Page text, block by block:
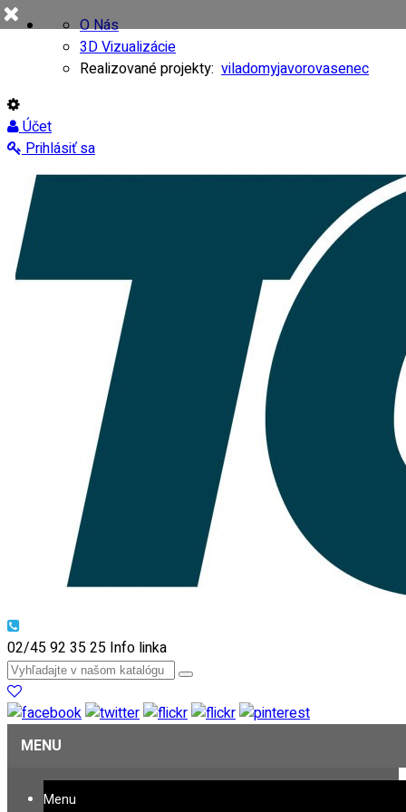
O Nás
3D Vizualizácie
Realizované projekty: viladomyjavorovasenec
Účet
Prihlásiť sa
02/45 92 35 25 Info linka
MENU
Menu